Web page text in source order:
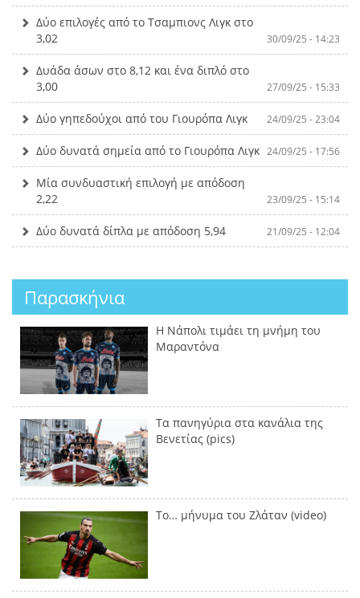
Δύο επιλογές από το Τσαμπιονς Λιγκ στο
3,02
30/09/25 - 14:23
Δυάδα άσων στο 8,12 και ένα διπλό στο
3,00
27/09/25 - 15:33
Δύο γηπεδούχοι από του Γιουρόπα Λιγκ 24/09/25 - 23:04
Δύο δυνατά σημεία από το Γιουρόπα Λιγκ 24/09/25 - 17:56
Μία συνδυαστική επιλογή με απόδοση
2,22
23/09/25 - 15:14
Δύο δυνατά δίπλα με απόδοση 5,94 21/09/25 - 12:04
Παρασκήνια
Η Νάπολι τιμάει τη μνήμη του
Μαραντόνα
Τα πανηγύρια στα κανάλια της
Βενετίας (pics)
Το… μήνυμα του Ζλάταν (video)